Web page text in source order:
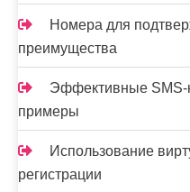
Номера для
преимущества
Эффективные SMS-
примеры
Использование
регистрации